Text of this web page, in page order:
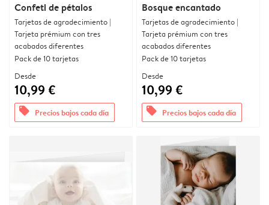
Confeti de pétalos
Tarjetas de agradecimiento |
Tarjeta prémium con tres
acabados diferentes
Pack de 10 tarjetas
Desde
10,99 €
offers Precios bajos cada día
Bosque encantado
Tarjetas de agradecimiento |
Tarjeta prémium con tres
acabados diferentes
Pack de 10 tarjetas
Desde
10,99 €
offers Precios bajos cada día